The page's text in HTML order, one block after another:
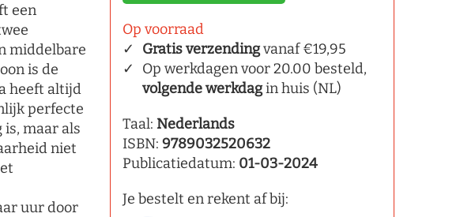
een
middelbare
is de
heeft altijd
perfecte
is, maar als
niet
uur door
Op voorraad
Gratis verzendingvanaf €19,95
Op werkdagen voor 20.00 besteld,
volgende werkdagin huis (NL)
Taal: Nederlands
ISBN: 9789032520632
Publicatiedatum: 01-03-2024
Je bestelt en rekent af bij: